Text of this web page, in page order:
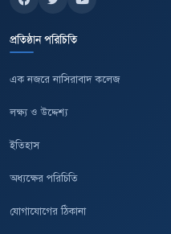
প্রতিষ্ঠান পরিচিতি
এক নজরে নাসিরাবাদ কলেজ
লক্ষ্য ও উদ্দেশ্য
ইতিহাস
অধ্যক্ষের পরিচিতি
যোগাযোগের ঠিকানা